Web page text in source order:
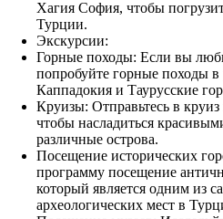
Хагия София, чтобы
Турции.
Экскурсии:
Горные походы: Если вы
попробуйте горные походы в
Каппадокия и Таурусские
Круизы: Отправьтесь в
чтобы насладиться
различные острова.
Посещение исторических
программу посещение
который является одним из
археологических мест в